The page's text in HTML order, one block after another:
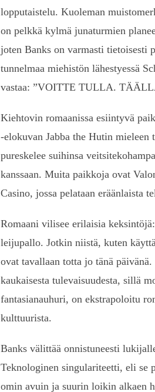
lopputaistelu. Kuoleman
on pelkkä kylmä junaturmien
joten Banks on varmasti tietoisesti
tunnelmaa miehistön lähestyessä
vastaa: ”VOITTE TULLA.
Kiehtovin romaanissa esiintyvä
-elokuvan Jabba the Hutin mieleen
pureskelee suihinsa
kanssaan. Muita paikkoja ovat
Casino, jossa pelataan eräänlaista
Romaani vilisee erilaisia
leijupallo. Jotkin niistä, kuten
ovat tavallaan totta jo tänä
kaukaisesta tulevaisuudesta, sillä
fantasianauhuri, on ekstrapoloitu
kulttuurista.
Banks välittää onnistuneesti
Teknologinen singulariteetti, eli se
omin avuin ja suurin loikin alkaen